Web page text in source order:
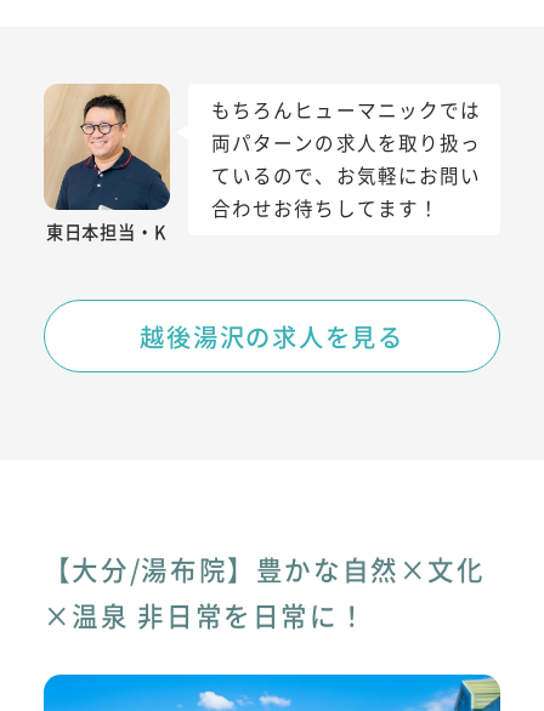
東日本担当・K
もちろんヒューマニックでは
両パターンの求人を取り扱っ
ているので、お気軽にお問い
合わせお待ちしてます！
越後湯沢の求人を見る
【大分/湯布院】豊かな自然×文化
×温泉 非日常を日常に！